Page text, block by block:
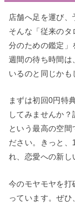
店舗へ足を運び
そんな「従来の
分のための鑑定」
週間の待ち時間は
いるのと同じかも
まずは初回0円特
してみませんか
という最高の空間
ださい。きっと、
れ、恋愛への新し
今のモヤモヤを打
っています。ぜ